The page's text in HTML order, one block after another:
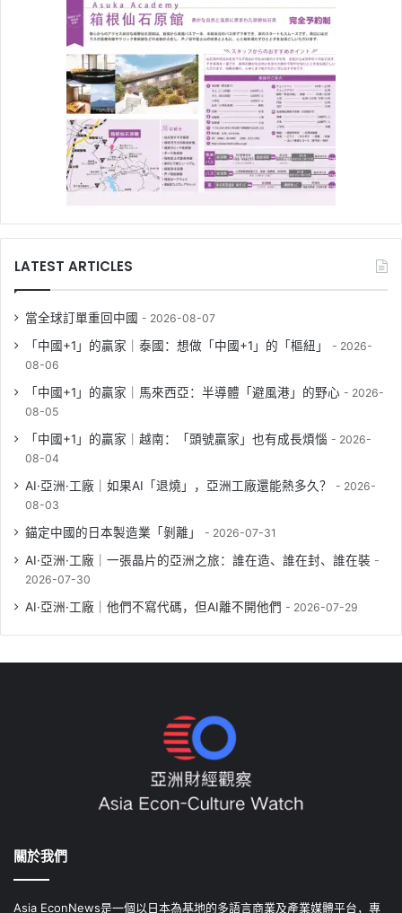
LATEST ARTICLES
當全球訂單重回中國 2026-08-07
「中國+1」的贏家｜泰國：想做「中國+1」的「樞紐」
2026-
08-06
「中國+1」的贏家｜馬來西亞：半導體「避風港」的野心
2026-
08-05
「中國+1」的贏家｜越南：「頭號贏家」也有成長煩惱
2026-
08-04
AI·亞洲·工廠｜如果AI「退燒」，亞洲工廠還能熱多久？
2026-
08-03
錨定中國的日本製造業「剝離」 2026-07-31
AI·亞洲·工廠｜一張晶片的亞洲之旅：誰在造、誰在封、誰在裝
2026-07-30
AI·亞洲·工廠｜他們不寫代碼，但AI離不開他們 2026-07-29
關於我們
Asia EconNews是一個以日本為基地的多語言商業及產業媒體平台，專